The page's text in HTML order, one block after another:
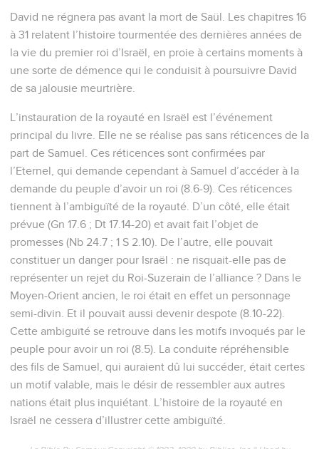
David ne régnera pas avant la mort de Saül. Les chapitres 16
à 31 relatent l’histoire tourmentée des dernières années de
la vie du premier roi d’Israël, en proie à certains moments à
une sorte de démence qui le conduisit à poursuivre David
de sa jalousie meurtrière.
L’instauration de la royauté en Israël est l’événement
principal du livre. Elle ne se réalise pas sans réticences de la
part de Samuel. Ces réticences sont confirmées par
l’Eternel, qui demande cependant à Samuel d’accéder à la
demande du peuple d’avoir un roi (8.6-9). Ces réticences
tiennent à l’ambiguïté de la royauté. D’un côté, elle était
prévue (Gn 17.6 ; Dt 17.14-20) et avait fait l’objet de
promesses (Nb 24.7 ; 1 S 2.10). De l’autre, elle pouvait
constituer un danger pour Israël : ne risquait-elle pas de
représenter un rejet du Roi-Suzerain de l’alliance ? Dans le
Moyen-Orient ancien, le roi était en effet un personnage
semi-divin. Et il pouvait aussi devenir despote (8.10-22).
Cette ambiguïté se retrouve dans les motifs invoqués par le
peuple pour avoir un roi (8.5). La conduite répréhensible
des fils de Samuel, qui auraient dû lui succéder, était certes
un motif valable, mais le désir de ressembler aux autres
nations était plus inquiétant. L’histoire de la royauté en
Israël ne cessera d’illustrer cette ambiguïté.